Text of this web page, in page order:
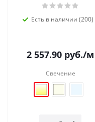
Есть в наличии (200)
2 557.90 руб./м
Свечение